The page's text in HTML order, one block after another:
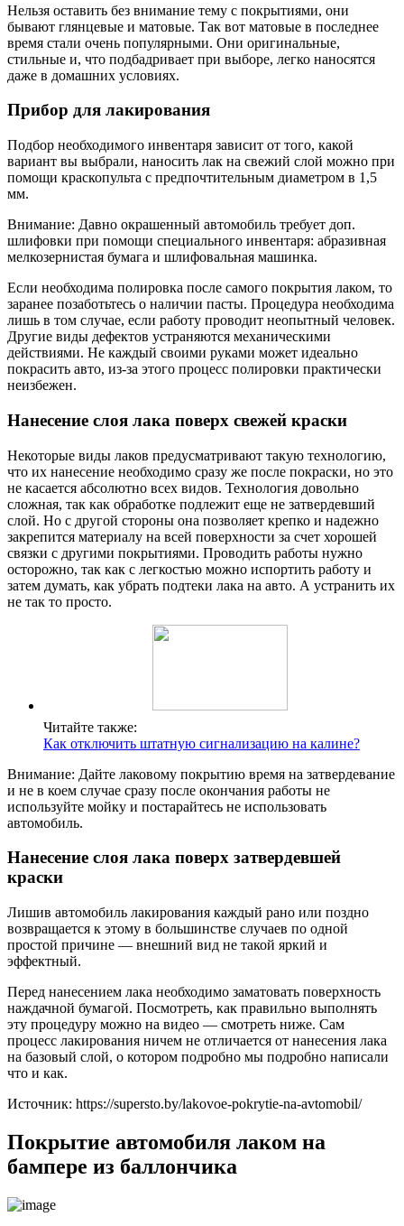
Нельзя оставить без внимание тему с покрытиями, они
бывают глянцевые и матовые. Так вот матовые в последнее
время стали очень популярными. Они оригинальные,
стильные и, что подбадривает при выборе, легко наносятся
даже в домашних условиях.
Прибор для лакирования
Подбор необходимого инвентаря зависит от того, какой
вариант вы выбрали, наносить лак на свежий слой можно при
помощи краскопульта с предпочтительным диаметром в 1,5
мм.
Внимание: Давно окрашенный автомобиль требует доп.
шлифовки при помощи специального инвентаря: абразивная
мелкозернистая бумага и шлифовальная машинка.
Если необходима полировка после самого покрытия лаком, то
заранее позаботьтесь о наличии пасты. Процедура необходима
лишь в том случае, если работу проводит неопытный человек.
Другие виды дефектов устраняются механическими
действиями. Не каждый своими руками может идеально
покрасить авто, из-за этого процесс полировки практически
неизбежен.
Нанесение слоя лака поверх свежей краски
Некоторые виды лаков предусматривают такую технологию,
что их нанесение необходимо сразу же после покраски, но это
не касается абсолютно всех видов. Технология довольно
сложная, так как обработке подлежит еще не затвердевший
слой. Но с другой стороны она позволяет крепко и надежно
закрепится материалу на всей поверхности за счет хорошей
связки с другими покрытиями. Проводить работы нужно
осторожно, так как с легкостью можно испортить работу и
затем думать, как убрать подтеки лака на авто. А устранить их
не так то просто.
Читайте также:
Как отключить штатную сигнализацию на калине?
Внимание: Дайте лаковому покрытию время на затвердевание
и не в коем случае сразу после окончания работы не
используйте мойку и постарайтесь не использовать
автомобиль.
Нанесение слоя лака поверх затвердевшей
краски
Лишив автомобиль лакирования каждый рано или поздно
возвращается к этому в большинстве случаев по одной
простой причине — внешний вид не такой яркий и
эффектный.
Перед нанесением лака необходимо заматовать поверхность
наждачной бумагой. Посмотреть, как правильно выполнять
эту процедуру можно на видео — смотреть ниже. Сам
процесс лакирования ничем не отличается от нанесения лака
на базовый слой, о котором подробно мы подробно написали
что и как.
Источник: https://supersto.by/lakovoe-pokrytie-na-avtomobil/
Покрытие автомобиля лаком на
бампере из баллончика